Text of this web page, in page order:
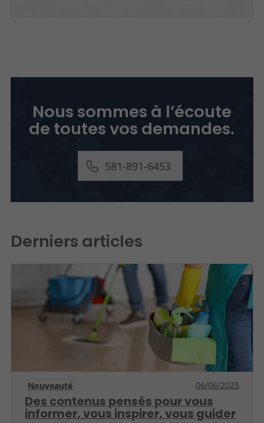
Nous sommes à l’écoute
de toutes vos demandes.
581-891-6453
Derniers articles
Nouveauté 06/06/2025
Des contenus pensés pour vous
informer, vous inspirer, vous guider